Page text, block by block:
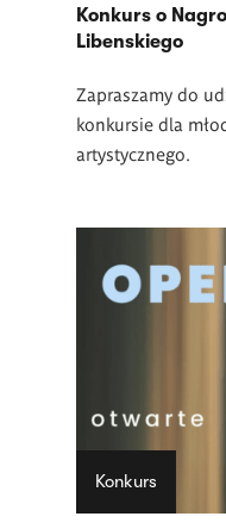
Konkurs o
Libenskiego
Zapraszamy do
konkursie dla
artystycznego.
Konkurs